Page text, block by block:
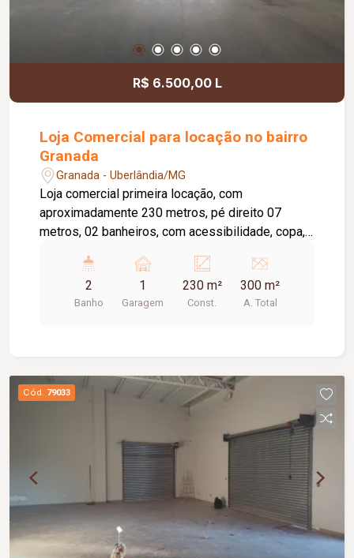
R$ 6.500,00 L
Loja Comercial para locação no bairro
Granada
Granada - Uberlândia/MG
Loja comercial primeira locação, com
aproximadamente 230 metros, pé direito 07
metros, 02 banheiros, com acessibilidade, copa,
duas portas automatizadas, portão social, imóvel
primeira locação.
2
Banho
1
Garagem
230 m²
Const.
300 m²
A. Total
Cód. 79033